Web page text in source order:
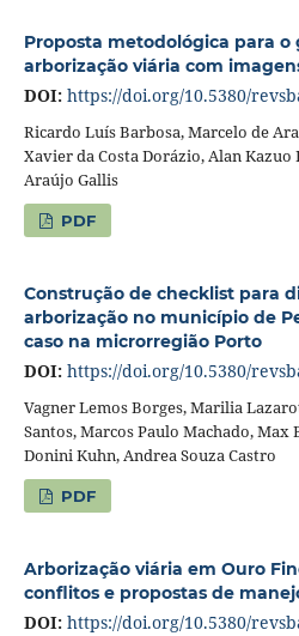
Proposta metodológica para
arborização viária com
DOI: https://doi.org/10.5380/
Ricardo Luís Barbosa, Marcelo de
Xavier da Costa Dorázio, Alan
Araújo Gallis
PDF
Construção de checklist para
arborização no município de
caso na microrregião Porto
DOI: https://doi.org/10.5380/
Vagner Lemos Borges, Marilia
Santos, Marcos Paulo Machado, Max
Donini Kuhn, Andrea Souza Castro
PDF
Arborização viária em Ouro
conflitos e propostas de
DOI: https://doi.org/10.5380/